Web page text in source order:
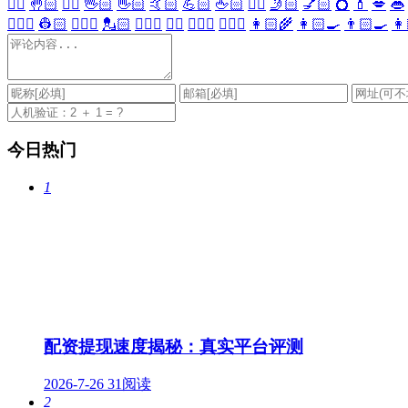
✋🏻 🤚🏻 🖐🏻 🖖🏻 👋🏻 🤙🏻 💪🏻 🖕🏻 ✍🏻 🤳🏻 💅🏻 💍 💄 💋 👄
👷🏻‍♀️ 👷🏻 💂🏻‍♀️ 💂🏻 🕵🏻‍♀️ 🕵🏻 👩🏻‍⚕️ 👨🏻‍⚕️ 👩🏻‍🌾 👩🏻‍🍳 👨🏻‍🍳
今日热门
1
配资提现速度揭秘：真实平台评测
2026-7-26 31阅读
2